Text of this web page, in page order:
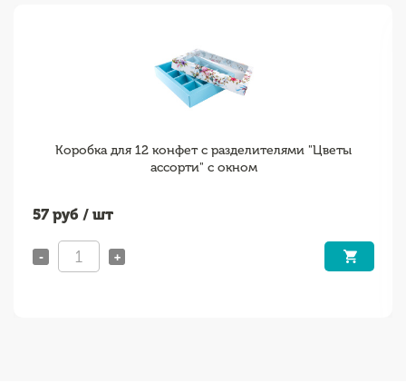
Коробка для 12 конфет с разделителями "Цветы
ассорти" с окном
57 руб / шт
- +